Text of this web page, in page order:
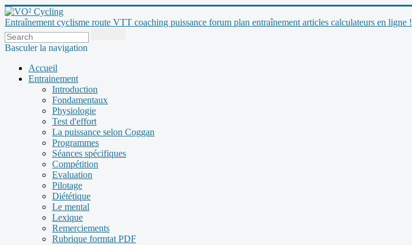
Entraînement cyclisme route VTT coaching puissance forum plan entraînement articles calculateurs en ligne !
Basculer la navigation
Accueil
Entrainement
Introduction
Fondamentaux
Physiologie
Test d'effort
La puissance selon Coggan
Programmes
Séances spécifiques
Compétition
Evaluation
Pilotage
Diététique
Le mental
Lexique
Remerciements
Rubrique formtat PDF